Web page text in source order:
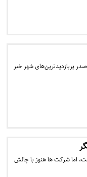
پربازدیدترین‌های شهر خبر
اما شرکت ها هنوز با چالش